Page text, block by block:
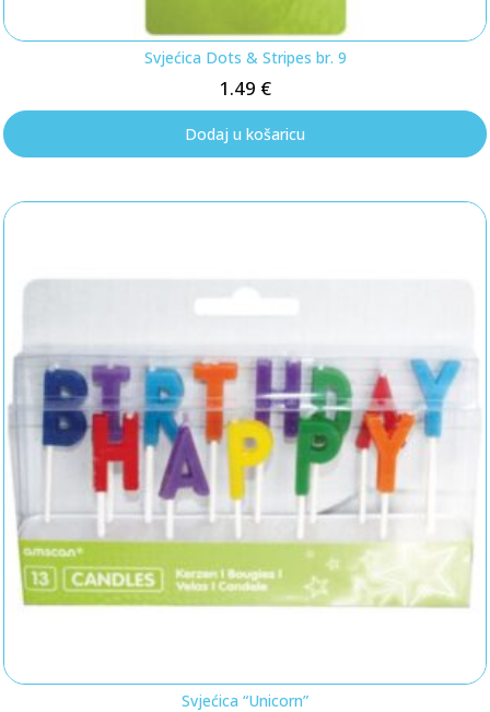
Svjećica Dots & Stripes br. 9
1.49 €
Dodaj u košaricu
Svjećica “Unicorn”